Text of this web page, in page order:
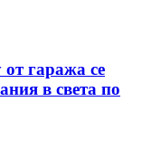
гаража се
в света по